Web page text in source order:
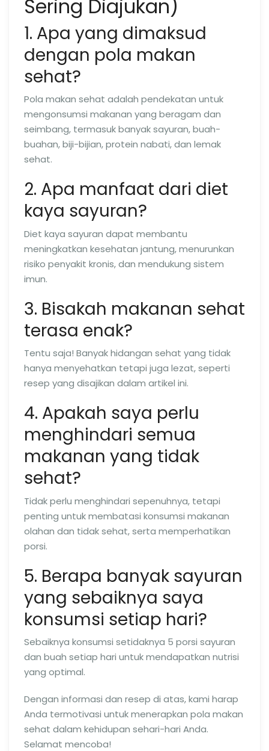
Sering Diajukan)
1. Apa yang dimaksud
dengan pola makan
sehat?
Pola makan sehat adalah pendekatan untuk
mengonsumsi makanan yang beragam dan
seimbang, termasuk banyak sayuran, buah-
buahan, biji-bijian, protein nabati, dan lemak
sehat.
2. Apa manfaat dari diet
kaya sayuran?
Diet kaya sayuran dapat membantu
meningkatkan kesehatan jantung, menurunkan
risiko penyakit kronis, dan mendukung sistem
imun.
3. Bisakah makanan sehat
terasa enak?
Tentu saja! Banyak hidangan sehat yang tidak
hanya menyehatkan tetapi juga lezat, seperti
resep yang disajikan dalam artikel ini.
4. Apakah saya perlu
menghindari semua
makanan yang tidak
sehat?
Tidak perlu menghindari sepenuhnya, tetapi
penting untuk membatasi konsumsi makanan
olahan dan tidak sehat, serta memperhatikan
porsi.
5. Berapa banyak sayuran
yang sebaiknya saya
konsumsi setiap hari?
Sebaiknya konsumsi setidaknya 5 porsi sayuran
dan buah setiap hari untuk mendapatkan nutrisi
yang optimal.
Dengan informasi dan resep di atas, kami harap
Anda termotivasi untuk menerapkan pola makan
sehat dalam kehidupan sehari-hari Anda.
Selamat mencoba!